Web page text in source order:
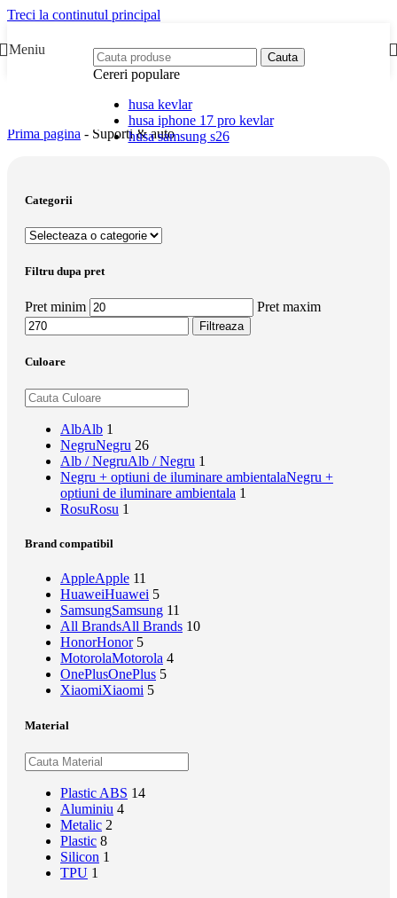
Treci la continutul principal
Meniu Cauta
Cereri populare
husa kevlar
husa iphone 17 pro kevlar
husa samsung s26
Prima pagina - Suporti & auto
Categorii
Filtru dupa pret
Pret minim Pret maxim
Filtreaza
Culoare
AlbAlb 1
NegruNegru 26
Alb / NegruAlb / Negru 1
Negru + optiuni de iluminare ambientalaNegru +
optiuni de iluminare ambientala 1
RosuRosu 1
Brand compatibil
AppleApple 11
HuaweiHuawei 5
SamsungSamsung 11
All BrandsAll Brands 10
HonorHonor 5
MotorolaMotorola 4
OnePlusOnePlus 5
XiaomiXiaomi 5
Material
Plastic ABS 14
Aluminiu 4
Metalic 2
Plastic 8
Silicon 1
TPU 1